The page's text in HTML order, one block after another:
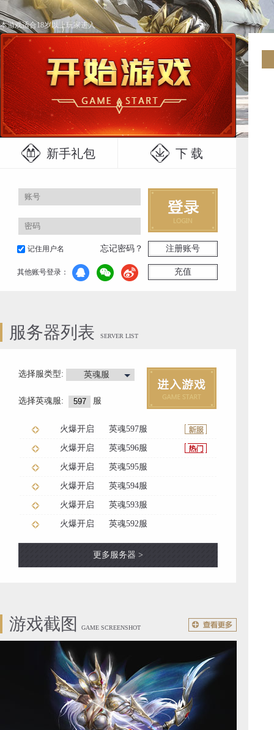
本游戏适合18岁以上玩家进入
新手礼包 下 载
记住用户名 忘记密码？ 注册账号
充值
其他账号登录：
服务器列表 SERVER LIST
选择服类型: 英魂服
选择英魂服: 服
火爆开启 英魂597服
火爆开启 英魂596服
火爆开启 英魂595服
火爆开启 英魂594服
火爆开启 英魂593服
火爆开启 英魂592服
更多服务器 >
游戏截图 GAME SCREENSHOT